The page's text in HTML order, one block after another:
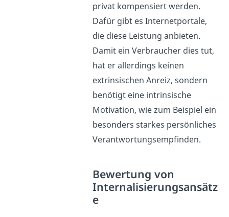
privat kompensiert werden.
Dafür gibt es Internetportale,
die diese Leistung anbieten.
Damit ein Verbraucher dies tut,
hat er allerdings keinen
extrinsischen Anreiz, sondern
benötigt eine intrinsische
Motivation, wie zum Beispiel ein
besonders starkes persönliches
Verantwortungsempfinden.
Bewertung von
Internalisierungsansätz
e